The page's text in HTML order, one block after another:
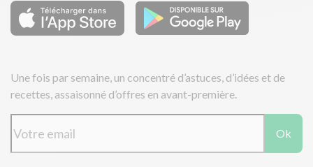
Une fois par semaine, un concentré d’astuces, d’idées et de
recettes, assaisonné d’offres en avant-première.
Ok